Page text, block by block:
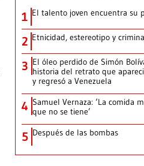
1 El talento joven encuentra su
2 Etnicidad, estereotipo y
3 El óleo perdido de Simón
historia del retrato que
y regresó a Venezuela
4 Samuel Vernaza: ‘La comida
que no se tiene’
5 Después de las bombas